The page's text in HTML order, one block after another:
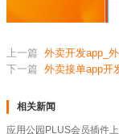
上一篇 外卖开发app_
下一篇 外卖接单app开
相关新闻
应用公园PLUS会员插件